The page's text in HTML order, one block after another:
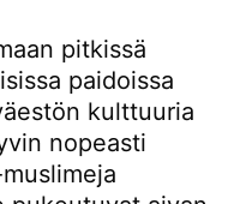
pitkissä
paidoissa
kulttuuria
nopeasti